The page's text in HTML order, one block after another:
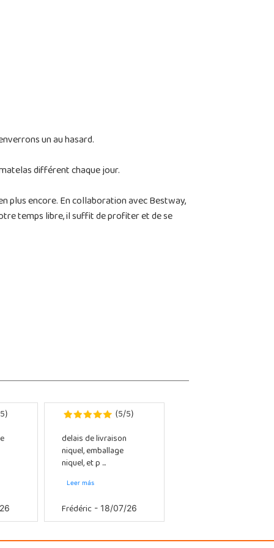
un au hasard.
différent chaque jour.
plus encore. En collaboration avec Bestway,
temps libre, il suffit de profiter et de se
5) (5/5)
delais de livraison
niquel, emballage
niquel, et p ...
Leer más
Frédéric- 18/07/26